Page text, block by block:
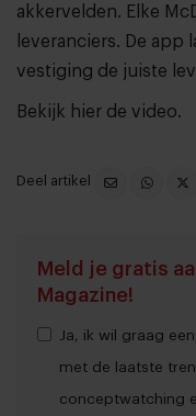
akkervelden. Elke
leveranciers. De app
vestiging de juiste
Bekijk hier de video.
Deel artikel
Meld je gratis
Magazine!
Ja, ik wil graag
met de laatste
conceptwatching